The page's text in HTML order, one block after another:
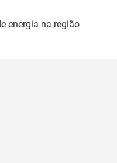
energia na região